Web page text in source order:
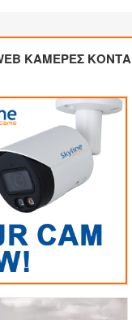
ΚΑΜΕΡΕΣ ΚΟΝΤΑ